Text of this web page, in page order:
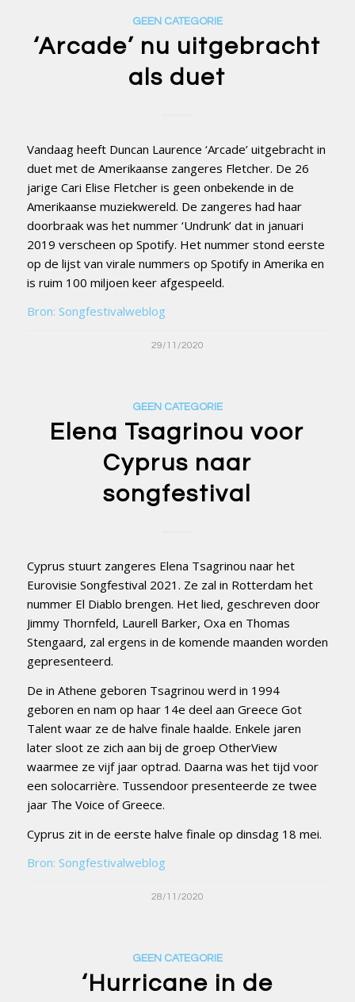
GEEN CATEGORIE
‘Arcade’ nu uitgebracht
als duet
Vandaag heeft Duncan Laurence ‘Arcade’ uitgebracht in
duet met de Amerikaanse zangeres Fletcher. De 26
jarige Cari Elise Fletcher is geen onbekende in de
Amerikaanse muziekwereld. De zangeres had haar
doorbraak was het nummer ‘Undrunk’ dat in januari
2019 verscheen op Spotify. Het nummer stond eerste
op de lijst van virale nummers op Spotify in Amerika en
is ruim 100 miljoen keer afgespeeld.
Bron: Songfestivalweblog
29/11/2020
GEEN CATEGORIE
Elena Tsagrinou voor
Cyprus naar
songfestival
Cyprus stuurt zangeres Elena Tsagrinou naar het
Eurovisie Songfestival 2021. Ze zal in Rotterdam het
nummer El Diablo brengen. Het lied, geschreven door
Jimmy Thornfeld, Laurell Barker, Oxa en Thomas
Stengaard, zal ergens in de komende maanden worden
gepresenteerd.
De in Athene geboren Tsagrinou werd in 1994
geboren en nam op haar 14e deel aan Greece Got
Talent waar ze de halve finale haalde. Enkele jaren
later sloot ze zich aan bij de groep OtherView
waarmee ze vijf jaar optrad. Daarna was het tijd voor
een solocarrière. Tussendoor presenteerde ze twee
jaar The Voice of Greece.
Cyprus zit in de eerste halve finale op dinsdag 18 mei.
Bron: Songfestivalweblog
28/11/2020
GEEN CATEGORIE
‘Hurricane in de